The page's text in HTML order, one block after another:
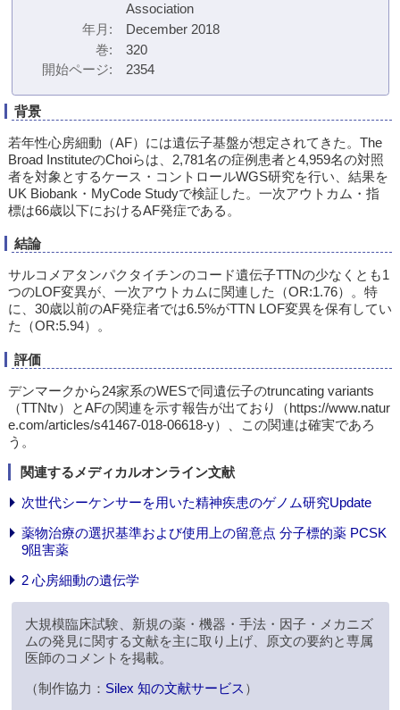
Association
年月
December 2018
巻
320
開始ページ
2354
背景
若年性心房細動（AF）には遺伝子基盤が想定されてきた。The
Broad InstituteのChoiらは、2,781名の症例患者と4,959名の対照
者を対象とするケース・コントロールWGS研究を行い、結果を
UK Biobank・MyCode Studyで検証した。一次アウトカム・指
標は66歳以下におけるAF発症である。
結論
サルコメアタンパクタイチンのコード遺伝子TTNの少なくとも1
つのLOF変異が、一次アウトカムに関連した（OR:1.76）。特
に、30歳以前のAF発症者では6.5%がTTN LOF変異を保有してい
た（OR:5.94）。
評価
デンマークから24家系のWESで同遺伝子のtruncating variants
（TTNtv）とAFの関連を示す報告が出ており（https://www.natur
e.com/articles/s41467-018-06618-y）、この関連は確実であろ
う。
関連するメディカルオンライン文献
次世代シーケンサーを用いた精神疾患のゲノム研究Update
薬物治療の選択基準および使用上の留意点 分子標的薬 PCSK
9阻害薬
2 心房細動の遺伝学
大規模臨床試験、新規の薬・機器・手法・因子・メカニズ
ムの発見に関する文献を主に取り上げ、原文の要約と専属
医師のコメントを掲載。
（制作協力： Silex 知の文献サービス ）